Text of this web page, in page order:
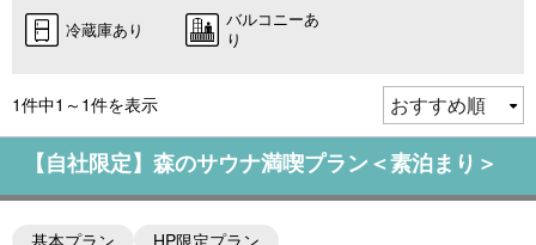
冷蔵庫あり
バルコニーあ
り
1件中1～1件を表示
【自社限定】森のサウナ満喫プラン＜素泊まり＞